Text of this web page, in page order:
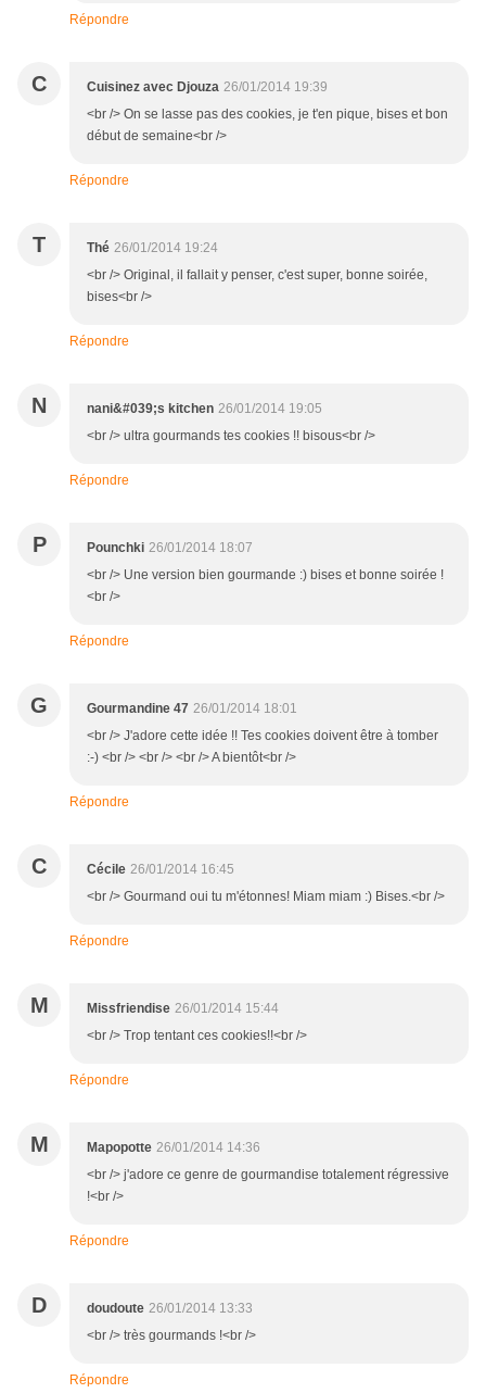
Répondre
C Cuisinez avec Djouza 26/01/2014 19:39
<br /> On se lasse pas des cookies, je t'en pique, bises et bon
début de semaine<br />
Répondre
T Thé 26/01/2014 19:24
<br /> Original, il fallait y penser, c'est super, bonne soirée,
bises<br />
Répondre
N nani&#039;s kitchen 26/01/2014 19:05
<br /> ultra gourmands tes cookies !! bisous<br />
Répondre
P Pounchki 26/01/2014 18:07
<br /> Une version bien gourmande :) bises et bonne soirée !
<br />
Répondre
G Gourmandine 47 26/01/2014 18:01
<br /> J'adore cette idée !! Tes cookies doivent être à tomber
:-) <br /> <br /> <br /> A bientôt<br />
Répondre
C Cécile 26/01/2014 16:45
<br /> Gourmand oui tu m'étonnes! Miam miam :) Bises.<br />
Répondre
M Missfriendise 26/01/2014 15:44
<br /> Trop tentant ces cookies!!<br />
Répondre
M Mapopotte 26/01/2014 14:36
<br /> j'adore ce genre de gourmandise totalement régressive
!<br />
Répondre
D doudoute 26/01/2014 13:33
<br /> très gourmands !<br />
Répondre